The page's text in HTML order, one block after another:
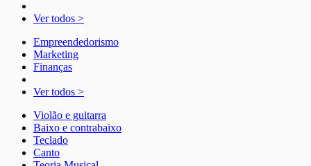
Ver todos >
Empreendedorismo
Marketing
Finanças
Ver todos >
Violão e guitarra
Baixo e contrabaixo
Teclado
Canto